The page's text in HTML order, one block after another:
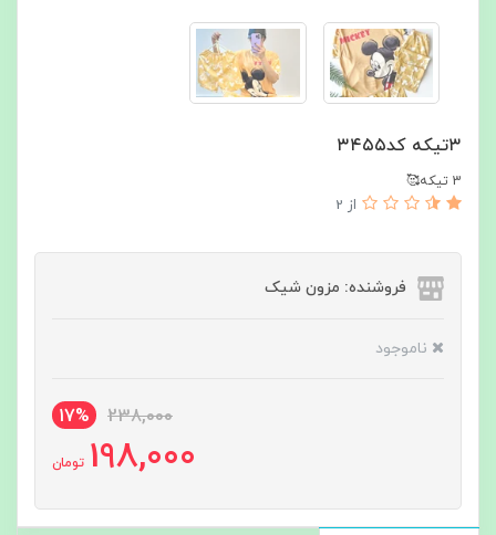
۳تیکه کد۳۴۵۵
3 تیکه🥰
از 2
فروشنده: مزون شیک
ناموجود
238,000
17%
198,000 تومان